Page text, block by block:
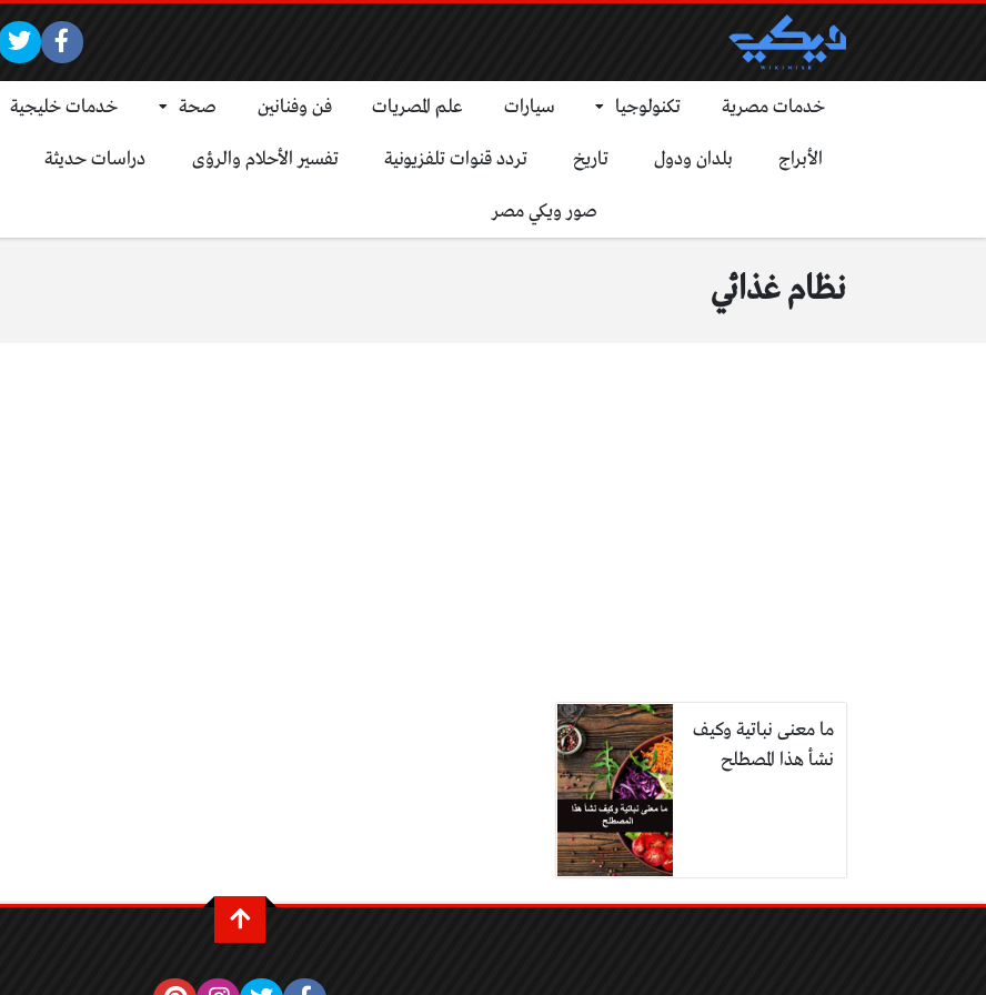
خدمات مصرية تكنولوجيا سيارات علم المصريات فن وفنانين صحة خدمات خليجية
الأبراج بلدان ودول تاريخ تردد قنوات تلفزيونية تفسير الأحلام والرؤى دراسات حديثة
صور ويكي مصر
نظام غذائي
ما معنى نباتية وكيف
نشأ هذا المصطلح